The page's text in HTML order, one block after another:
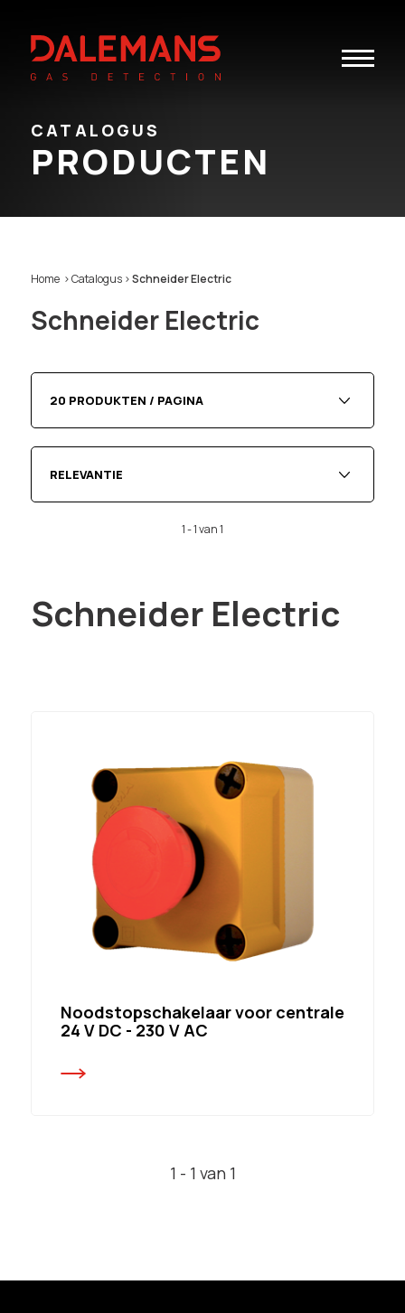
Toggle
CATALOGUS
PRODUCTEN
Home >Catalogus >Schneider Electric
Schneider Electric
20 PRODUKTEN / PAGINA
RELEVANTIE
1 - 1 van 1
Schneider Electric
Noodstopschakelaar voor centrale
24 V DC - 230 V AC
1 - 1 van 1